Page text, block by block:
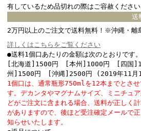
有しているため品切れの際はご容赦ください
送
2万円以上のご注文で送料無料！※沖縄・離
詳しくはこちらをご覧ください
●送料1個口あたりの金額は次のとおりです。
[北海道]1500円 [本州]1000円 [四国
州]1500円 [沖縄]2500円 (2019年11月1
1個口は、通常瓶形750mlを12本までとさせ
す。デカンタやマグナムサイズ、ミニチュ
どがご注文に含まれる場合、送料が正しく
がありますので、後ほど受注確定メールで
知らせいたします。